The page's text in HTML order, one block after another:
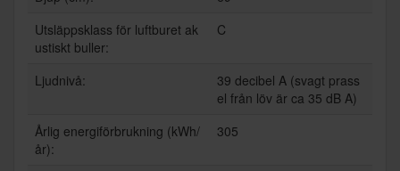
Utsläppsklass för luftburet ak
ustiskt buller:
C
Ljudnivå:
39 decibel A (svagt prass
el från löv är ca 35 dB A)
Årlig energiförbrukning (kWh/
år):
305